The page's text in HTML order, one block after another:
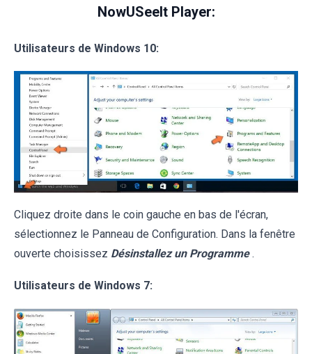
NowUSeeIt Player:
Utilisateurs de Windows 10:
Cliquez droite dans le coin gauche en bas de l'écran,
sélectionnez le Panneau de Configuration. Dans la fenêtre
ouverte choisissez Désinstallez un Programme .
Utilisateurs de Windows 7: